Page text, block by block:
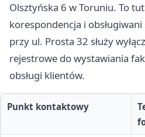
Olsztyńska 6 w Toruniu. To
korespondencja i
przy ul. Prosta 32 służy
rejestrowe do wystawiania
obsługi klientów.
Punkt kontaktowy